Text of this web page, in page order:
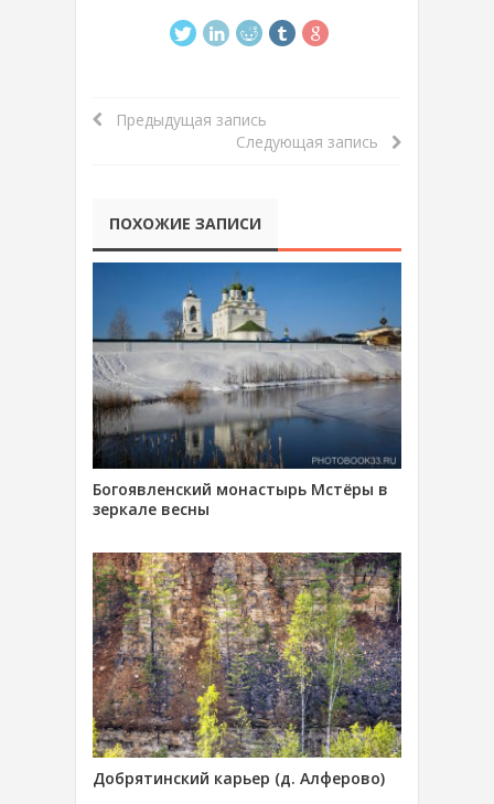
Предыдущая запись
Следующая запись
ПОХОЖИЕ ЗАПИСИ
Богоявленский монастырь Мстёры в
зеркале весны
Добрятинский карьер (д. Алферово)